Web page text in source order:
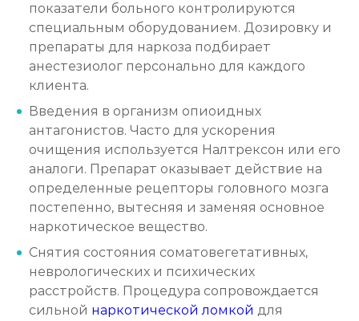
показатели больного контролируются
специальным оборудованием. Дозировку и
препараты для наркоза подбирает
анестезиолог персонально для каждого
клиента.
Введения в организм опиоидных
антагонистов. Часто для ускорения
очищения используется Налтрексон или его
аналоги. Препарат оказывает действие на
определенные рецепторы головного мозга
постепенно, вытесняя и заменяя основное
наркотическое вещество.
Снятия состояния соматовегетативных,
неврологических и психических
расстройств. Процедура сопровождается
сильной наркотической ломкой для